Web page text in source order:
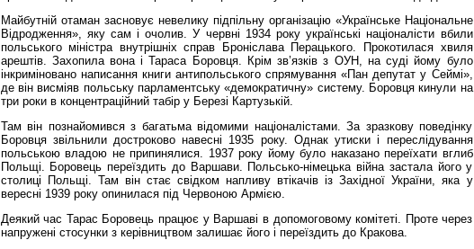
Майбутній отаман засновує невелику підпільну організацію «Українське Національне
Відродження», яку сам і очолив. У червні 1934 року українські націоналісти вбили
польського міністра внутрішніх справ Броніслава Перацького. Прокотилася хвиля
арештів. Захопила вона і Тараса Боровця. Крім зв’язків з ОУН, на суді йому було
інкриміновано написання книги антипольського спрямування «Пан депутат у Сеймі»,
де він висміяв польську парламентську «демократичну» систему. Боровця кинули на
три роки в концентраційний табір у Березі Картузькій.
Там він познайомився з багатьма відомими націоналістами. За зразкову поведінку
Боровця звільнили достроково навесні 1935 року. Однак утиски і переслідування
польською владою не припинялися. 1937 року йому було наказано переїхати вглиб
Польщі. Боровець переїздить до Варшави. Польсько-німецька війна застала його у
столиці Польщі. Там він стає свідком напливу втікачів із Західної України, яка у
вересні 1939 року опинилася під Червоною Армією.
Деякий час Тарас Боровець працює у Варшаві в допомоговому комітеті. Проте через
напружені стосунки з керівництвом залишає його і переїздить до Кракова.